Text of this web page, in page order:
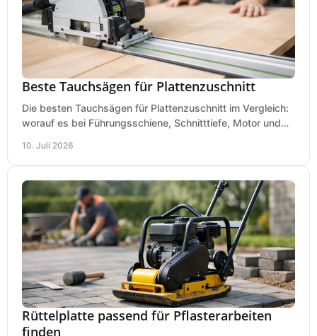
Beste Tauchsägen für Plattenzuschnitt
Die besten Tauchsägen für Plattenzuschnitt im Vergleich:
worauf es bei Führungsschiene, Schnitttiefe, Motor und
10. Juli 2026
Rüttelplatte passend für Pflasterarbeiten
finden